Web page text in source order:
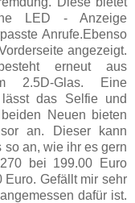
LED - Anzeige
Anrufe.Ebenso
angezeigt.
erneut aus
2.5D-Glas. Eine
lässt das Selfie und
Neuen bieten
an. Dieser kann
an, wie ihr es gern
bei 199.00 Euro
Euro. Gefällt mir sehr
dafür ist.